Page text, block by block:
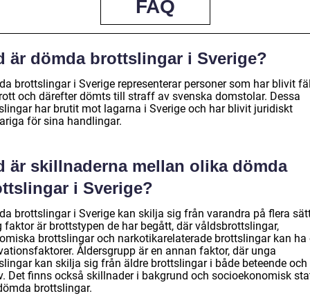
FAQ
är dömda brottslingar i Sverige?
brottslingar i Sverige representerar personer som har blivit
och därefter dömts till straff av svenska domstolar. Dessa
har brutit mot lagarna i Sverige och har blivit juridiskt
för sina handlingar.
är skillnaderna mellan olika dömda
i Sverige?
brottslingar i Sverige kan skilja sig från varandra på flera
faktor är brottstypen de har begått, där våldsbrottslingar,
brottslingar och narkotikarelaterade brottslingar kan ha
Åldersgrupp är en annan faktor, där unga
kan skilja sig från äldre brottslingar i både beteende och
Det finns också skillnader i bakgrund och socioekonomisk
brottslingar.